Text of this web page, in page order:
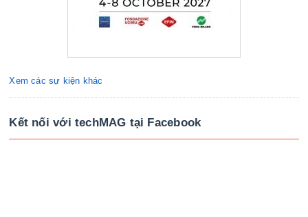
Xem các sự kiện khác
Kết nối với techMAG tại Facebook